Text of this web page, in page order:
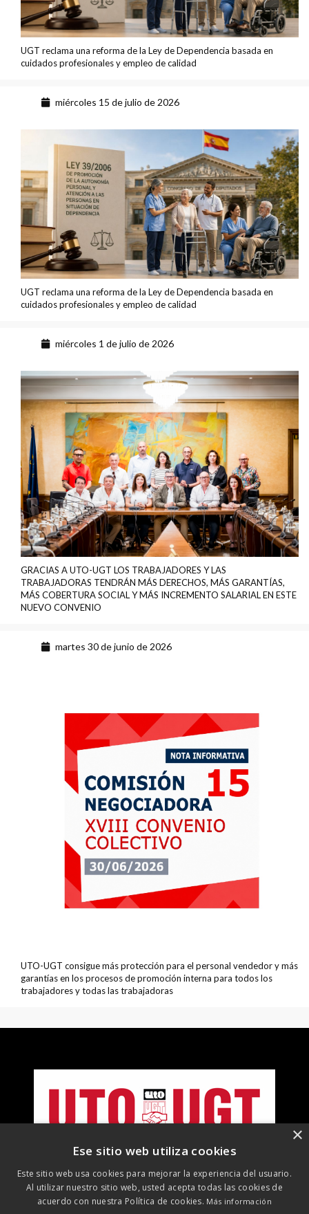
UGT reclama una reforma de la Ley de Dependencia basada en
cuidados profesionales y empleo de calidad
miércoles 15 de julio de 2026
UGT reclama una reforma de la Ley de Dependencia basada en
cuidados profesionales y empleo de calidad
miércoles 1 de julio de 2026
GRACIAS A UTO-UGT LOS TRABAJADORES Y LAS
TRABAJADORAS TENDRÁN MÁS DERECHOS, MÁS GARANTÍAS,
MÁS COBERTURA SOCIAL Y MÁS INCREMENTO SALARIAL EN ESTE
NUEVO CONVENIO
martes 30 de junio de 2026
UTO-UGT consigue más protección para el personal vendedor y más
garantías en los procesos de promoción interna para todos los
trabajadores y todas las trabajadoras
×
Ese sitio web utiliza cookies
Este sitio web usa cookies para mejorar la experiencia del usuario.
Al utilizar nuestro sitio web, usted acepta todas las cookies de
acuerdo con nuestra Política de cookies. Más información